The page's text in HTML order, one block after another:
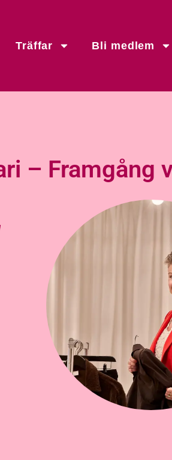
Träffar Bli medlem
– Framgång